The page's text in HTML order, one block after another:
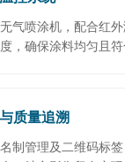
气喷涂机，配合红
，确保涂料均匀且符
质量追溯
制管理及二维码标